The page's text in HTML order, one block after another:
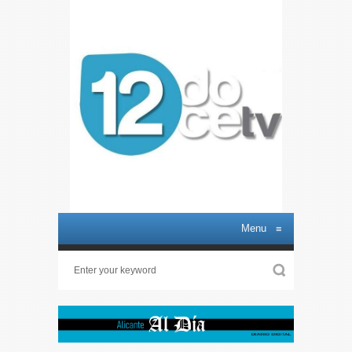
Menu ≡